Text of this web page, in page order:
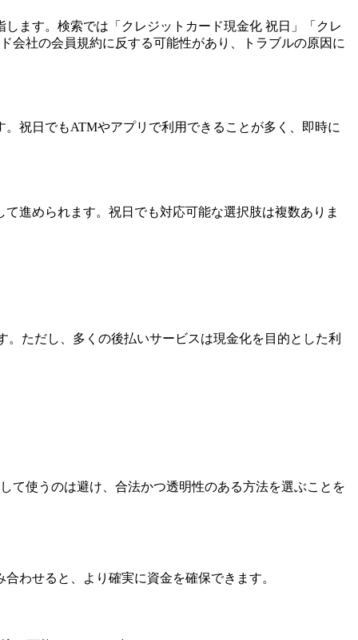
ます。検索では「クレジットカード現金化 祝日」「クレ
会社の会員規約に反する可能性があり、トラブルの原因に
祝日でもATMやアプリで利用できることが多く、即時に
進められます。祝日でも対応可能な選択肢は複数ありま
ただし、多くの後払いサービスは現金化を目的とした利
て使うのは避け、合法かつ透明性のある方法を選ぶことを
わせると、より確実に資金を確保できます。